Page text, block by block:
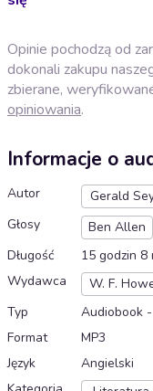
Opinie pochodzą od
dokonali zakupu
zbierane,
opiniowania.
Informacje o
Autor
Gerald
Głosy
Ben Allen
Długość
15 godzin 8
Wydawca
W. F.
Typ
Audiobook -
Format
MP3
Język
Angielski